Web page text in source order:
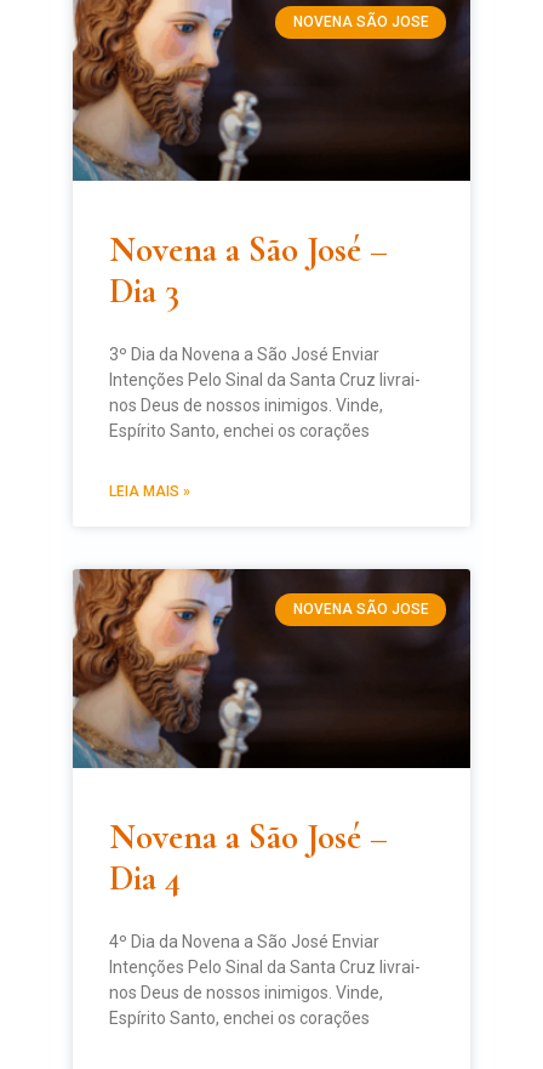
NOVENA SÃO JOSE
Novena a São José –
Dia 3
3º Dia da Novena a São José Enviar
Intenções Pelo Sinal da Santa Cruz livrai-
nos Deus de nossos inimigos. Vinde,
Espírito Santo, enchei os corações
LEIA MAIS »
NOVENA SÃO JOSE
Novena a São José –
Dia 4
4º Dia da Novena a São José Enviar
Intenções Pelo Sinal da Santa Cruz livrai-
nos Deus de nossos inimigos. Vinde,
Espírito Santo, enchei os corações